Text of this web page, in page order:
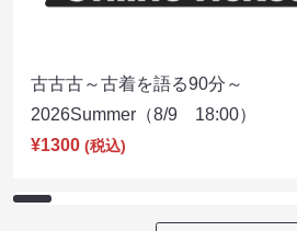
古古古～古着を語る90分～
2026Summer（8/9 18:00）
¥1300 (税込)